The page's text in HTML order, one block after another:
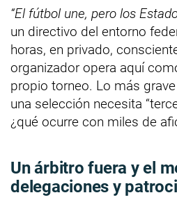
“El fútbol une, pero los
un directivo del entorno
horas, en privado,
organizador opera aquí
propio torneo. Lo más
una selección necesita
¿qué ocurre con miles de
Un árbitro fuera y el
delegaciones y